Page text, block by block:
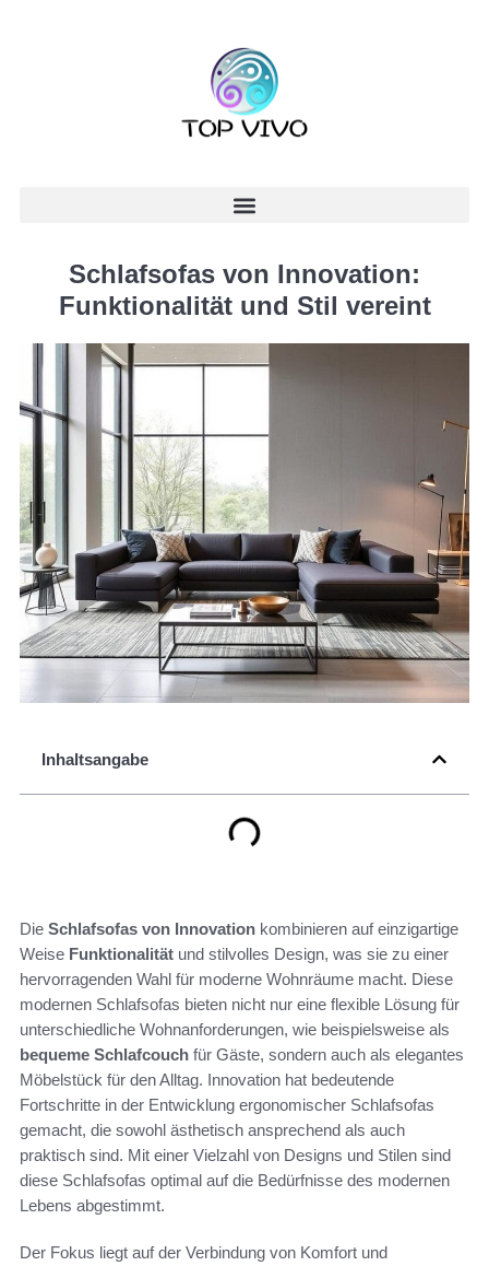
Schlafsofas von Innovation:
Funktionalität und Stil vereint
Inhaltsangabe
Die Schlafsofas von Innovation kombinieren auf einzigartige
Weise Funktionalität und stilvolles Design, was sie zu einer
hervorragenden Wahl für moderne Wohnräume macht. Diese
modernen Schlafsofas bieten nicht nur eine flexible Lösung für
unterschiedliche Wohnanforderungen, wie beispielsweise als
bequeme Schlafcouch für Gäste, sondern auch als elegantes
Möbelstück für den Alltag. Innovation hat bedeutende
Fortschritte in der Entwicklung ergonomischer Schlafsofas
gemacht, die sowohl ästhetisch ansprechend als auch
praktisch sind. Mit einer Vielzahl von Designs und Stilen sind
diese Schlafsofas optimal auf die Bedürfnisse des modernen
Lebens abgestimmt.
Der Fokus liegt auf der Verbindung von Komfort und